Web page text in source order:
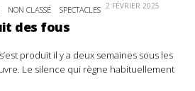
NON CLASSÉ SPECTACLES 2 FÉVRIER 2025
des fous
produit il y a deux semaines sous les
Le silence qui règne habituellement